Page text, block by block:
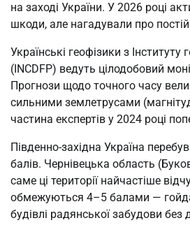
на заході України. У 2026 році
шкоди, але нагадували про
Українські геофізики з
(INCDFP) ведуть цілодобовий
Прогнози щодо точного часу
сильними землетрусами
частина експертів у 2024 році
Південно-західна Україна
балів. Чернівецька область
саме ці території найчастіше
обмежуються 4–5 балами —
будівлі радянської забудови